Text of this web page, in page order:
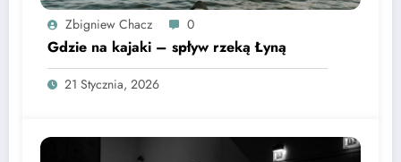
Zbigniew Chacz 0
Gdzie na kajaki – spływ rzeką Łyną
21 Stycznia, 2026